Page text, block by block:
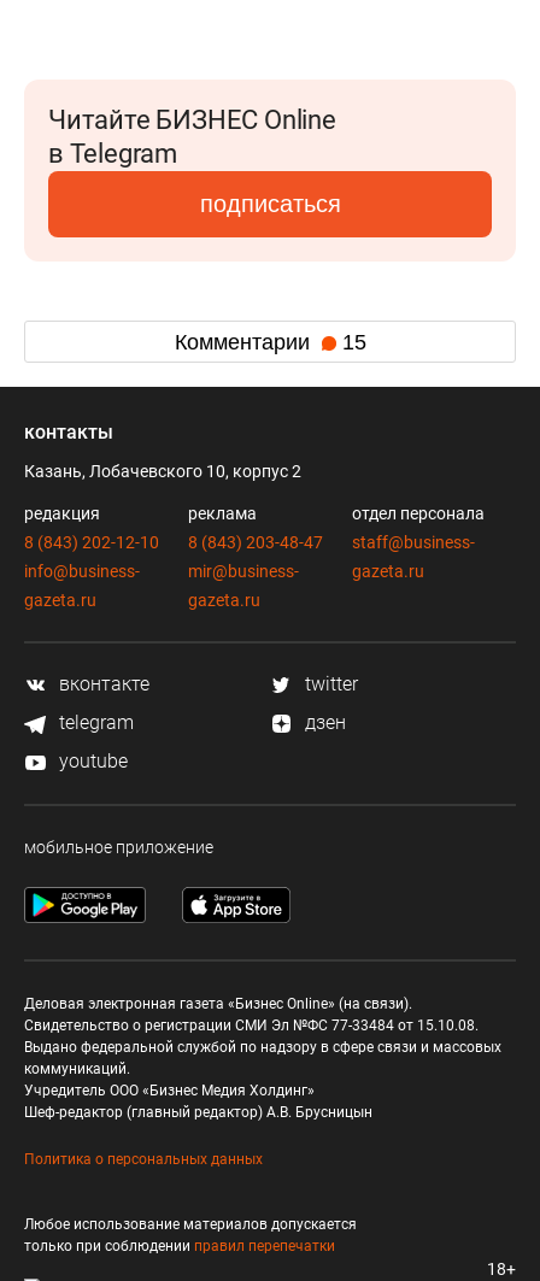
Читайте БИЗНЕС Online
в Telegram
подписаться
Комментарии 15
контакты
Казань, Лобачевского 10, корпус 2
редакция
8 (843) 202-12-10
info@business-
gazeta.ru
реклама
8 (843) 203-48-47
mir@business-
gazeta.ru
отдел персонала
staff@business-
gazeta.ru
вконтакте
twitter
telegram
дзен
youtube
мобильное приложение
Деловая электронная газета «Бизнес Online» (на связи).
Свидетельство о регистрации СМИ Эл №ФС 77-33484 от 15.10.08.
Выдано федеральной службой по надзору в сфере связи и массовых
коммуникаций.
Учредитель ООО «Бизнес Медия Холдинг»
Шеф-редактор (главный редактор) А.В. Брусницын
Политика о персональных данных
Любое использование материалов допускается
только при соблюдении правил перепечатки
18+